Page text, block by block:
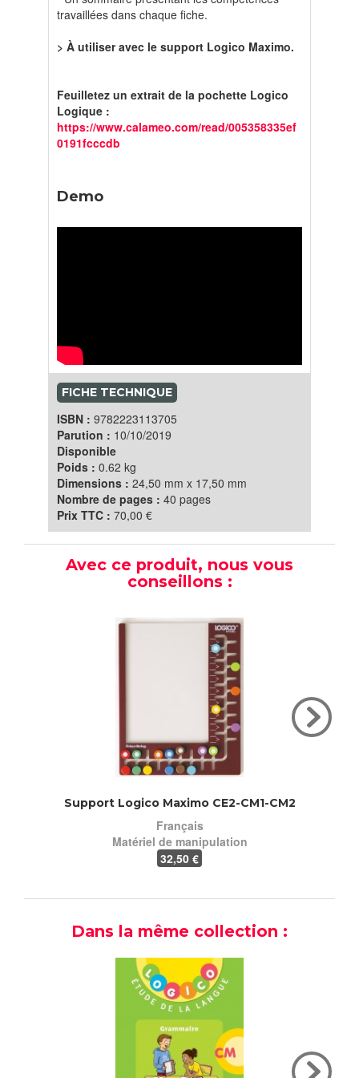
travaillées dans chaque fiche.
> À utiliser avec le support Logico Maximo.
Feuilletez un extrait de la pochette Logico
Logique :
https://www.calameo.com/read/005358335ef
0191fcccdb
Demo
FICHE TECHNIQUE
ISBN : 9782223113705
Parution : 10/10/2019
Disponible
Poids : 0.62 kg
Dimensions : 24,50 mm x 17,50 mm
Nombre de pages : 40 pages
Prix TTC : 70,00 €
Avec ce produit, nous vous
conseillons :
Support Logico Maximo CE2-CM1-CM2
Français
Matériel de manipulation
32,50 €
Dans la même collection :